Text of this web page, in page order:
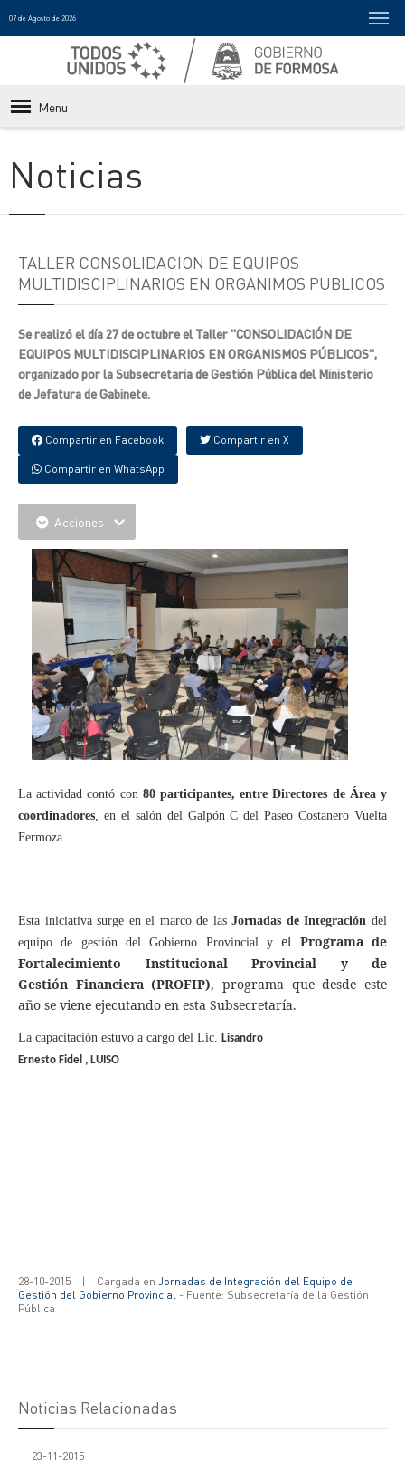
07 de Agosto de 2026
Menu
Noticias
TALLER CONSOLIDACION DE EQUIPOS
MULTIDISCIPLINARIOS EN ORGANIMOS PUBLICOS
Se realizó el día 27 de octubre el Taller "CONSOLIDACIÓN DE
EQUIPOS MULTIDISCIPLINARIOS EN ORGANISMOS PÚBLICOS",
organizado por la Subsecretaria de Gestión Pública del Ministerio
de Jefatura de Gabinete.
Compartir en Facebook Compartir en X
Compartir en WhatsApp
Acciones
La actividad contó con 80 participantes, entre Directores de Áreay
coordinadores, en el salón del Galpón C del Paseo Costanero Vuelta
Fermoza.
Esta iniciativa surge en el marco de lasJornadas de Integración del
equipo de gestión del Gobierno Provincial yel Programa de
Fortalecimiento Institucional Provincial y de
Gestión Financiera (PROFIP), programa que desde este
año se viene ejecutando en esta Subsecretaría.
La capacitación estuvo a cargo del Lic. Lisandro
Ernesto Fidel , LUISO
28-10-2015 | Cargada en Jornadas de Integración del Equipo de
Gestión del Gobierno Provincial - Fuente: Subsecretaría de la Gestión
Pública
Noticias Relacionadas
23-11-2015